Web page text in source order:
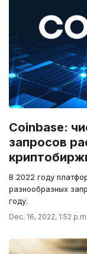
Coinbase:
запросов
В 2022 году
разнообразных
году.
Dec. 16, 2022, 1:52 p.m.